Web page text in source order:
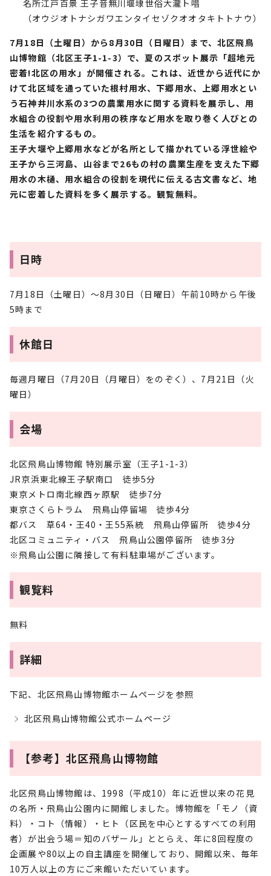
名所江戸百景 王子音無川堰埭世俗大瀧ト唱
（オウジオトナシガワエンタイセゾクオオタキトトナウ）
7月18日（土曜日）から8月30日（日曜日）まで、北区飛鳥
山博物館（北区王子1-1-3）で、夏のスポット展示「超地元
密着!北区の用水」が開催される。これは、近世から近代にか
けて北区域を通っていた根村用水、下郷用水、上郷用水とい
う石神井川水系の3つの農業用水に関する資料を展示し、用
水組合の役割や用水利用の秩序など用水を取り巻く人びとの
生活を紹介するもの。
王子大堰や上郷用水などが名所として描かれている浮世絵や
王子から三河島、山谷まで26もの村の農業生産を支えた下郷
用水の木樋、用水組合の役割を現代に伝える古文書など、地
元に密着した資料を多く展示する。観覧無料。
日時
7月18日（土曜日）～8月30日（日曜日）午前10時から午後
5時まで
休館日
毎週月曜日（7月20日（月曜日）をのぞく）、7月21日（火
曜日）
会場
北区飛鳥山博物館 特別展示室（王子1-1-3）
JR京浜東北線王子駅南口 徒歩5分
東京メトロ南北線西ヶ原駅 徒歩7分
東京さくらトラム 飛鳥山停留場 徒歩4分
都バス 草64・王40・王55系統 飛鳥山停留所 徒歩4分
北区コミュニティ・バス 飛鳥山公園停留所 徒歩3分
※飛鳥山公園に隣接して有料駐車場がございます。
観覧料
無料
詳細
下記、北区飛鳥山博物館ホームページを参照
北区飛鳥山博物館公式ホームページ
【参考】北区飛鳥山博物館
北区飛鳥山博物館は、1998（平成10）年に近世以来の花見
の名所・飛鳥山公園内に開館しました。博物館を「モノ（資
料）・コト（情報）・ヒト（区民を中心とするすべての利用
者）が出会う場＝知のバザール」ととらえ、年に8回程度の
企画展や80以上の自主講座を開催しており、開館以来、毎年
10万人以上の方にご来館いただいています。